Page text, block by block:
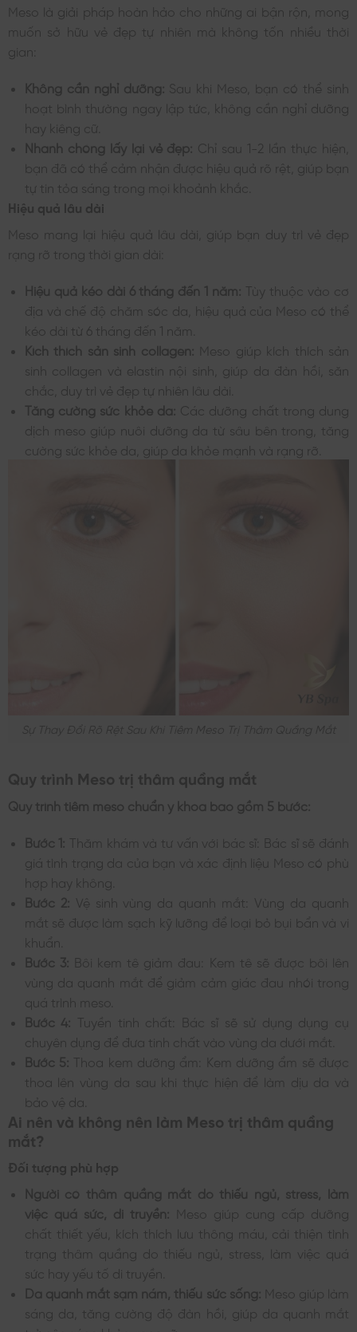
Meso là giải pháp hoàn hảo cho những ai bận rộn, mong
muốn sở hữu vẻ đẹp tự nhiên mà không tốn nhiều thời
gian:
Không cần nghỉ dưỡng: Sau khi Meso, bạn có thể sinh
hoạt bình thường ngay lập tức, không cần nghỉ dưỡng
hay kiêng cữ.
Nhanh chóng lấy lại vẻ đẹp: Chỉ sau 1-2 lần thực hiện,
bạn đã có thể cảm nhận được hiệu quả rõ rệt, giúp bạn
tự tin tỏa sáng trong mọi khoảnh khắc.
Hiệu quả lâu dài
Meso mang lại hiệu quả lâu dài, giúp bạn duy trì vẻ đẹp
rạng rỡ trong thời gian dài:
Hiệu quả kéo dài 6 tháng đến 1 năm: Tùy thuộc vào cơ
địa và chế độ chăm sóc da, hiệu quả của Meso có thể
kéo dài từ 6 tháng đến 1 năm.
Kích thích sản sinh collagen: Meso giúp kích thích sản
sinh collagen và elastin nội sinh, giúp da đàn hồi, săn
chắc, duy trì vẻ đẹp tự nhiên lâu dài.
Tăng cường sức khỏe da: Các dưỡng chất trong dung
dịch meso giúp nuôi dưỡng da từ sâu bên trong, tăng
cường sức khỏe da, giúp da khỏe mạnh và rạng rỡ.
Sự Thay Đổi Rõ Rệt Sau Khi Tiêm Meso Trị Thâm Quầng Mắt
Quy trình Meso trị thâm quầng mắt
Quy trình tiêm meso chuẩn y khoa bao gồm 5 bước:
Bước 1: Thăm khám và tư vấn với bác sĩ: Bác sĩ sẽ đánh
giá tình trạng da của bạn và xác định liệu Meso có phù
hợp hay không.
Bước 2: Vệ sinh vùng da quanh mắt: Vùng da quanh
mắt sẽ được làm sạch kỹ lưỡng để loại bỏ bụi bẩn và vi
khuẩn.
Bước 3: Bôi kem tê giảm đau: Kem tê sẽ được bôi lên
vùng da quanh mắt để giảm cảm giác đau nhói trong
quá trình meso.
Bước 4: Tuyền tinh chất: Bác sĩ sẽ sử dụng dụng cụ
chuyên dụng để đưa tinh chất vào vùng da dưới mắt.
Bước 5: Thoa kem dưỡng ẩm: Kem dưỡng ẩm sẽ được
thoa lên vùng da sau khi thực hiện để làm dịu da và
bảo vệ da.
Ai nên và không nên làm Meso trị thâm quầng
mắt?
Đối tượng phù hợp
Người có thâm quầng mắt do thiếu ngủ, stress, làm
việc quá sức, di truyền: Meso giúp cung cấp dưỡng
chất thiết yếu, kích thích lưu thông máu, cải thiện tình
trạng thâm quầng do thiếu ngủ, stress, làm việc quá
sức hay yếu tố di truyền.
Da quanh mắt sạm nám, thiếu sức sống: Meso giúp làm
sáng da, tăng cường độ đàn hồi, giúp da quanh mắt